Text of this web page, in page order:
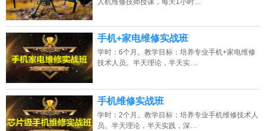
人机维修技师授课，每天1小时…
手机+家电维修实战班
学时：6个月。教学目标：培养专业手机+家电维修
技术人员。半天理论，半天实…
手机维修实战班
学时：2个月。教学目标：培养专业手机维修技术人
员。半天理论，半天实践，深…